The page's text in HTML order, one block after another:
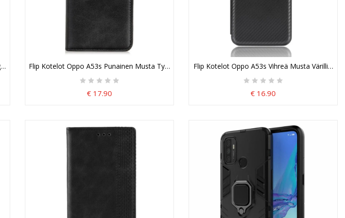
Khazneh-Nahkaefekti Suojakuori
Flip Kotelot Oppo A53s Punainen Musta Tyylikäs Halkaistu Nahka
€ 17.90
Flip Kotelot Oppo A53s Vihreä Musta Värillinen
€ 16.90